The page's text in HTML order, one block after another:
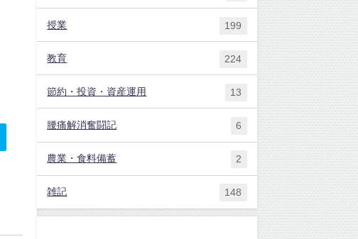
授業 199
教育 224
節約・投資・資産運用 13
腰痛解消奮闘記 6
農業・食料備蓄 2
雑記 148